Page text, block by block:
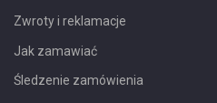
Zwroty i reklamacje
Jak zamawiać
Śledzenie zamówienia